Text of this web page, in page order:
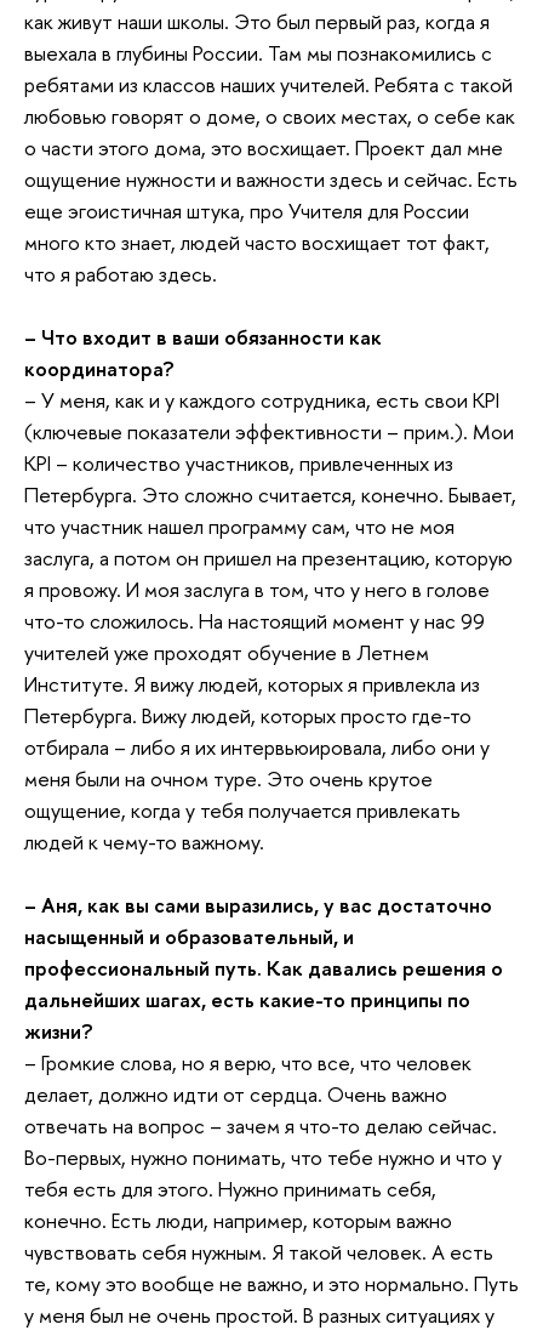
как живут наши школы. Это был первый раз, когда я
выехала в глубины России. Там мы познакомились с
ребятами из классов наших учителей. Ребята с такой
любовью говорят о доме, о своих местах, о себе как
о части этого дома, это восхищает. Проект дал мне
ощущение нужности и важности здесь и сейчас. Есть
еще эгоистичная штука, про Учителя для России
много кто знает, людей часто восхищает тот факт,
что я работаю здесь.
– Что входит в ваши обязанности как
координатора?
– У меня, как и у каждого сотрудника, есть свои KPI
(ключевые показатели эффективности – прим.). Мои
KPI – количество участников, привлеченных из
Петербурга. Это сложно считается, конечно. Бывает,
что участник нашел программу сам, что не моя
заслуга, а потом он пришел на презентацию, которую
я провожу. И моя заслуга в том, что у него в голове
что-то сложилось. На настоящий момент у нас 99
учителей уже проходят обучение в Летнем
Институте. Я вижу людей, которых я привлекла из
Петербурга. Вижу людей, которых просто где-то
отбирала – либо я их интервьюировала, либо они у
меня были на очном туре. Это очень крутое
ощущение, когда у тебя получается привлекать
людей к чему-то важному.
– Аня, как вы сами выразились, у вас достаточно
насыщенный и образовательный, и
профессиональный путь. Как давались решения о
дальнейших шагах, есть какие-то принципы по
жизни?
– Громкие слова, но я верю, что все, что человек
делает, должно идти от сердца. Очень важно
отвечать на вопрос – зачем я что-то делаю сейчас.
Во-первых, нужно понимать, что тебе нужно и что у
тебя есть для этого. Нужно принимать себя,
конечно. Есть люди, например, которым важно
чувствовать себя нужным. Я такой человек. А есть
те, кому это вообще не важно, и это нормально. Путь
у меня был не очень простой. В разных ситуациях у